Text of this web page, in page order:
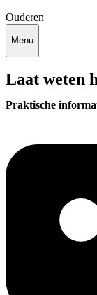
Ouderen
Menu
Laat weten
Praktische